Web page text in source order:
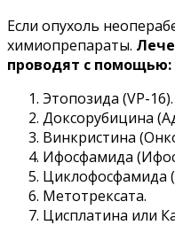
Если опухоль
химиопрепараты.
проводят с помощью:
Этопозида (VP-16).
Доксорубицина
Винкристина
Ифосфамида
Циклофосфамида
Метотрексата.
Цисплатина или